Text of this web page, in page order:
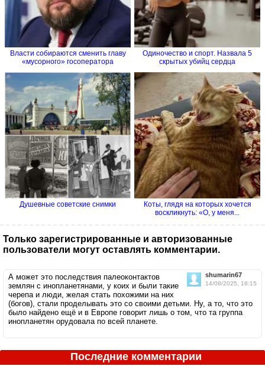
Власти собираются cменить главу
«мусорного» госоператора
Одиночество и спорт. Назвала 5
скрытых убийц сердца
Душевные советские снимки
Коты, глядя на которых хочется
воскликнуть: «О, у меня...
Только зарегистрированные и авторизованные
пользователи могут оставлять комментарии.
shumarin67
14/08/2025, 18:15
А может это последствия палеоконтактов
землян с инопланетянами, у коих и были такие
черепа и люди, желая стать похожими на них
(богов), стали проделывать это со своими детьми. Ну, а то, что это
было найдено ещё и в Европе говорит лишь о том, что та группа
инопланетян орудовала по всей планете.
Последние комментарии